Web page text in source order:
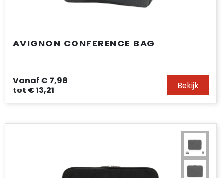
AVIGNON CONFERENCE BAG
Vanaf € 7,98
tot € 13,21 Bekijk